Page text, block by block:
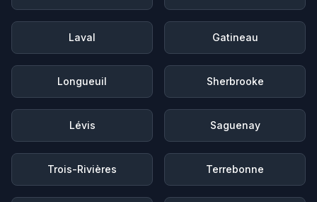
Laval Gatineau
Longueuil Sherbrooke
Lévis Saguenay
Trois-Rivières Terrebonne